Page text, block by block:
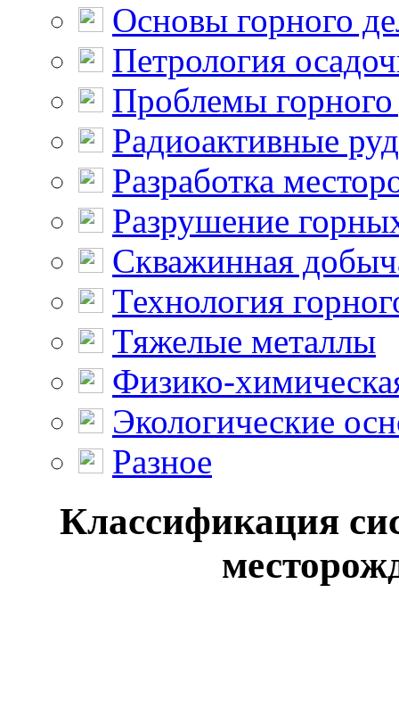
Основы горного
Петрология
Проблемы горного
Радиоактивные
Разработка
Разрушение
Скважинная
Технология
Тяжелые металлы
Физико-
Экологические
Разное
Классификация